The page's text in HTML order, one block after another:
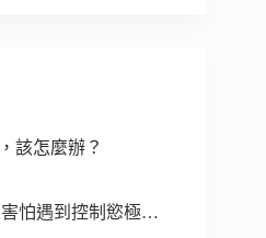
該怎麼辦？
怕遇到控制慾極…